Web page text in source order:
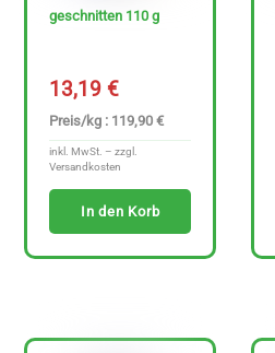
geschnitten 110 g
13,19€
Preis/kg : 119,90 €
inkl. MwSt. – zzgl.
Versandkosten
In den Korb